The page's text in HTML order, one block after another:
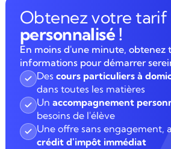
Obtenez votre tarif
personnalisé !
En moins d'une minute, obtenez
informations pour démarrer
Des cours particuliers à
dans toutes les matières
Un accompagnement
besoins de l'élève
Une offre sans engagement,
crédit d'impôt immédiat